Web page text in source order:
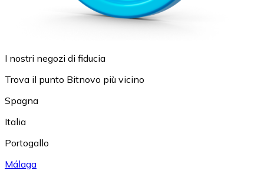
I nostri negozi di fiducia
Trova il punto Bitnovo più vicino
Spagna
Italia
Portogallo
Málaga